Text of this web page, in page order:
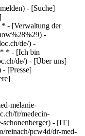
- [Suche]
- [Verwaltung der
-
de/) -
* - [Ich bin
de/) - [Über uns]
- [Presse]
melanie-
fr/medecin-
schonenberger) - [IT]
reinach/pcw4d/dr-med-